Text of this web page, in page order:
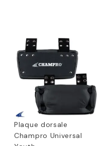
Plaque dorsale
Champro Universal